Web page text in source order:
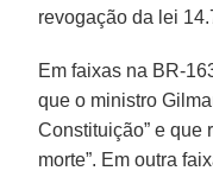
revogação da lei
Em faixas na BR-
que o ministro
Constituição” e que
morte”. Em outra